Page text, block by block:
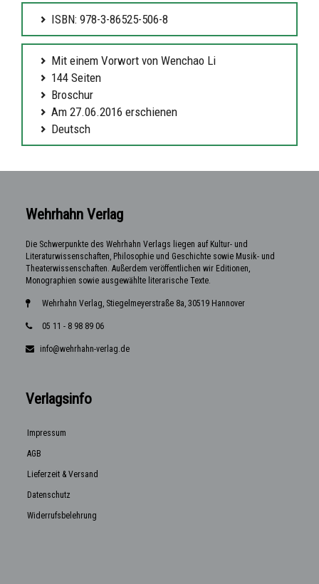
ISBN: 978-3-86525-506-8
Mit einem Vorwort von Wenchao Li
144 Seiten
Broschur
Am 27.06.2016 erschienen
Deutsch
Wehrhahn Verlag
Die Schwerpunkte des Wehrhahn Verlags liegen auf Kultur- und
Literaturwissenschaften, Philosophie und Geschichte sowie Musik- und
Theaterwissenschaften. Außerdem veröffentlichen wir Editionen,
Monographien sowie ausgewählte literarische Texte.
Wehrhahn Verlag, Stiegelmeyerstraße 8a, 30519 Hannover
05 11 - 8 98 89 06
info@wehrhahn-verlag.de
Verlagsinfo
Impressum
AGB
Lieferzeit & Versand
Datenschutz
Widerrufsbelehrung